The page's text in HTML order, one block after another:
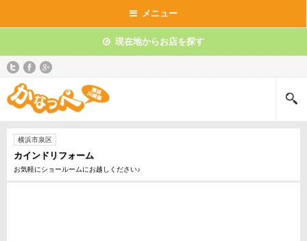
メニュー
現在地からお店を探す
横浜市泉区
カインドリフォーム
お気軽にショールームにお越しください♪